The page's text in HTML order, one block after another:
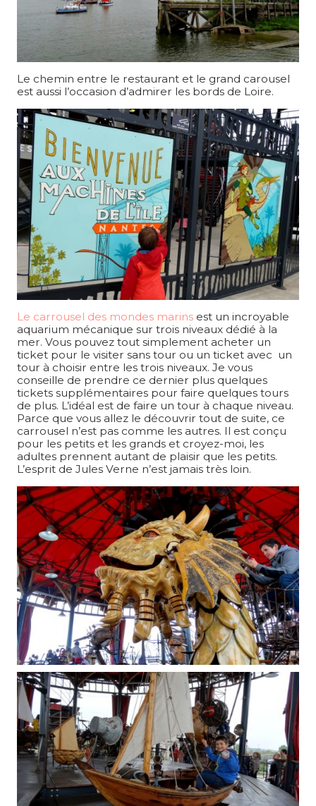
Le chemin entre le restaurant et le grand carousel
est aussi l’occasion d’admirer les bords de Loire.
Le carrousel des mondes marins est un incroyable
aquarium mécanique sur trois niveaux dédié à la
mer. Vous pouvez tout simplement acheter un
ticket pour le visiter sans tour ou un ticket avec un
tour à choisir entre les trois niveaux. Je vous
conseille de prendre ce dernier plus quelques
tickets supplémentaires pour faire quelques tours
de plus. L’idéal est de faire un tour à chaque niveau.
Parce que vous allez le découvrir tout de suite, ce
carrousel n’est pas comme les autres. Il est conçu
pour les petits et les grands et croyez-moi, les
adultes prennent autant de plaisir que les petits.
L’esprit de Jules Verne n’est jamais très loin.